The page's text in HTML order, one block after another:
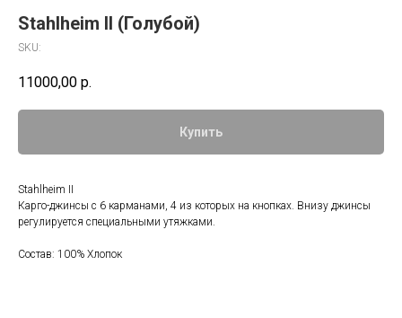
Stahlheim II (Голубой)
SKU:
11000,00 р.
Купить
Stahlheim II
Карго-джинсы с 6 карманами, 4 из которых на кнопках. Внизу джинсы
регулируется специальными утяжками.
Состав: 100% Хлопок